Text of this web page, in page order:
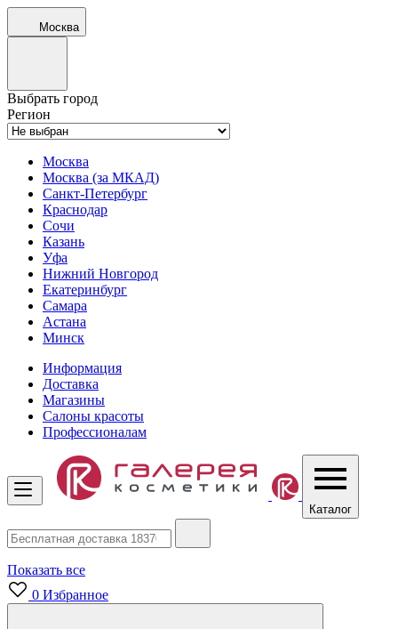
Москва
Выбрать город
Регион
Москва
Москва (за МКАД)
Санкт-Петербург
Краснодар
Сочи
Казань
Уфа
Нижний Новгород
Екатеринбург
Самара
Астана
Минск
Информация
Доставка
Магазины
Салоны красоты
Профессионалам
Каталог
Показать все
0 Избранное